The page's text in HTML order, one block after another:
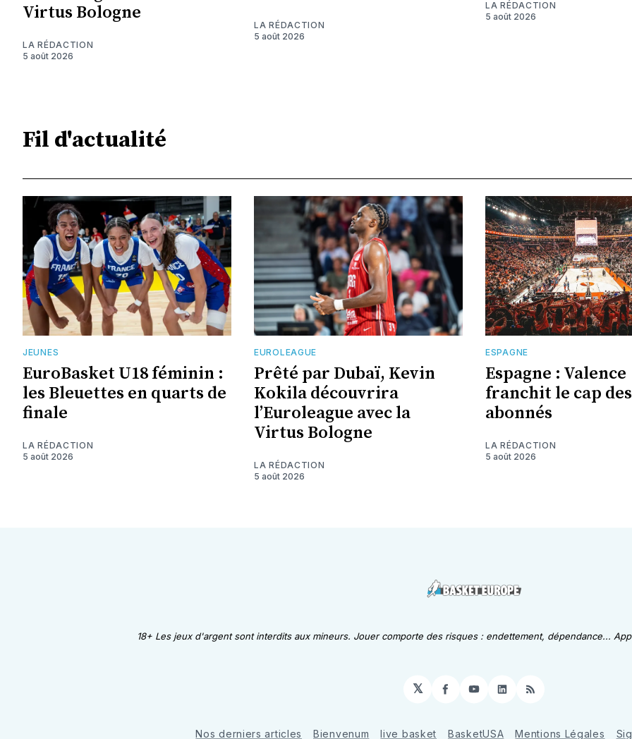
Virtus Bologne
LA RÉDACTION
5 août 2026
LA RÉDACTION
5 août 2026
LA RÉDACTION
5 août 2026
Fil d'actualité
JEUNES
EuroBasket U18 féminin :
les Bleuettes en quarts de
finale
LA RÉDACTION
5 août 2026
EUROLEAGUE
Prêté par Dubaï, Kevin
Kokila découvrira
l’Euroleague avec la
Virtus Bologne
LA RÉDACTION
5 août 2026
ESPAGNE
Espagne : Valence
franchit le cap des
abonnés
LA RÉDACTION
5 août 2026
18+ Les jeux d'argent sont interdits aux mineurs. Jouer comporte des risques : endettement, dépendance...
𝕏 Facebook
YouTube
LinkedIn
RSS
Nos derniers articles Bienvenum live basket BasketUSA Mentions Légales